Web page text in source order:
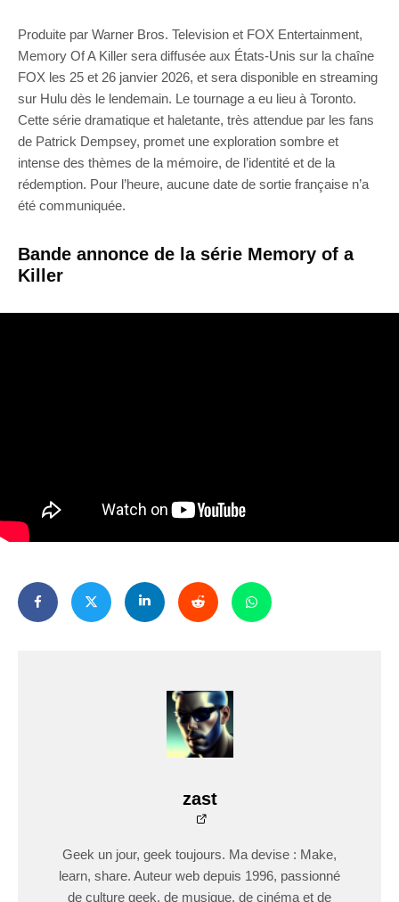
Produite par Warner Bros. Television et FOX Entertainment,
Memory Of A Killer sera diffusée aux États-Unis sur la chaîne
FOX les 25 et 26 janvier 2026, et sera disponible en streaming
sur Hulu dès le lendemain. Le tournage a eu lieu à Toronto.
Cette série dramatique et haletante, très attendue par les fans
de Patrick Dempsey, promet une exploration sombre et
intense des thèmes de la mémoire, de l’identité et de la
rédemption. Pour l’heure, aucune date de sortie française n’a
été communiquée.
Bande annonce de la série Memory of a
Killer
zast
Geek un jour, geek toujours. Ma devise : Make,
learn, share. Auteur web depuis 1996, passionné
de culture geek, de musique, de cinéma et de